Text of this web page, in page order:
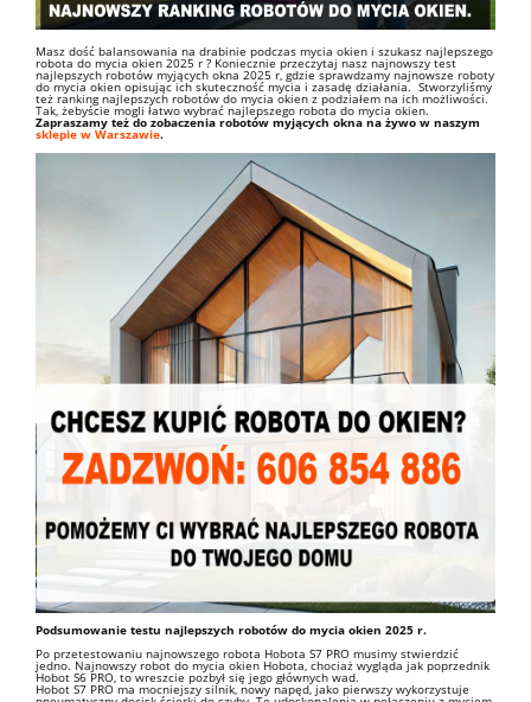
Masz dość balansowania na drabinie podczas mycia okien i szukasz najlepszego
robota do mycia okien 2025 r ? Koniecznie przeczytaj nasz najnowszy test
najlepszych robotów myjących okna 2025 r, gdzie sprawdzamy najnowsze roboty
do mycia okien opisując ich skuteczność mycia i zasadę działania. Stworzyliśmy
też ranking najlepszych robotów do mycia okien z podziałem na ich możliwości.
Tak, żebyście mogli łatwo wybrać najlepszego robota do mycia okien.
Zapraszamy też do zobaczenia robotów myjących okna na żywo w naszym
sklepie w Warszawie.
Podsumowanie testu najlepszych robotów do mycia okien 2025 r.
Po przetestowaniu najnowszego robota Hobota S7 PRO musimy stwierdzić
jedno. Najnowszy robot do mycia okien Hobota, chociaż wygląda jak poprzednik
Hobot S6 PRO, to wreszcie pozbył się jego głównych wad.
Hobot S7 PRO ma mocniejszy silnik, nowy napęd, jako pierwszy wykorzystuje